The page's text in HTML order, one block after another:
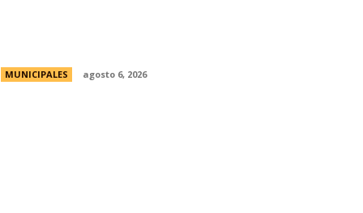
MUNICIPALES agosto 6, 2026